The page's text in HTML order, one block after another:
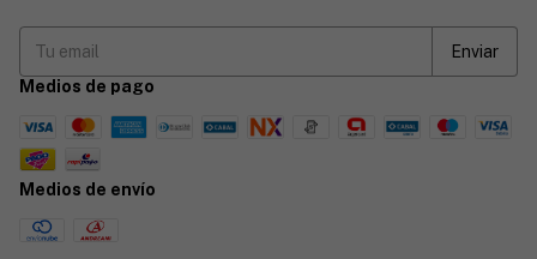
Medios de pago
Medios de envío